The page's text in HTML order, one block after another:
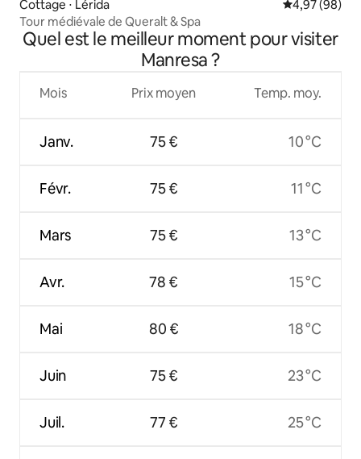
Cottage ⋅ Lérida Évaluation
4,97 (98)
Tour médiévale de Queralt & Spa
Quel est le meilleur moment pour visiter
Manresa ?
Mois
Janv.
Févr.
Mars
Avr.
Mai
Juin
Juil.
Prix moyen
75 €
75 €
75 €
78 €
80 €
75 €
77 €
Temp. moy.
10 °C
11 °C
13 °C
15 °C
18 °C
23 °C
25 °C